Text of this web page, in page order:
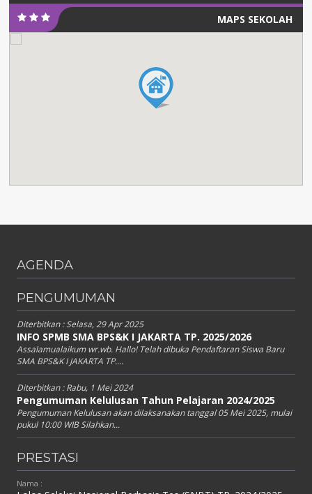
MAPS SEKOLAH
AGENDA
PENGUMUMAN
Diterbitkan :Selasa, 29 Apr 2025
INFO SPMB SMA BPS&K I JAKARTA TP. 2025/2026
Assalamualaikum wr.wb. Hallo! Telah dibuka Pendaftaran Siswa Baru
SMA BPS&K I JAKARTA TP....
Diterbitkan :Rabu, 1 Mei 2024
Pengumuman Kelulusan Tahun Pelajaran 2024/2025
Pengumuman Kelulusan akan dilaksanakan tanggal 05 Mei 2025, mulai
pukul 10:00 WIB Silahkan...
PRESTASI
Nama :